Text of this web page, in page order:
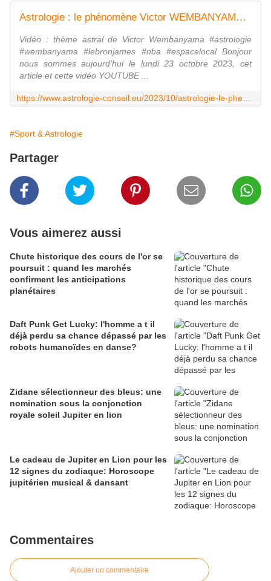
Astrologie : le phénomène Victor WEMBANYAMA - Astrologie Conseil, le blog de l'astrologue Kevin Lagrange à Rennes et par webcam : thèmes astraux, astrologie horaire, amoureuse, mondiale, prévisionnelle, cours d'astrologie tous niveaux.
Vidéo : thème astral de Victor Wembanyama #astrologie
#wembanyama #lebronjames #nba #espacelocal Bonjour
nous sommes aujourd'hui le lundi 23 octobre 2023, cet
article et cette vidéo YOUTUBE ...
#Sport & Astrologie
Partager
Vous aimerez aussi
Chute historique des cours de l'or se
poursuit : quand les marchés
confirment les anticipations
planétaires
Daft Punk Get Lucky: l'homme a t il
déjà perdu sa chance dépassé par les
robots humanoïdes en danse?
Zidane sélectionneur des bleus: une
nomination sous la conjonction
royale soleil Jupiter en lion
Le cadeau de Jupiter en Lion pour les
12 signes du zodiaque: Horoscope
jupitérien musical & dansant
Commentaires
Ajouter un commentaire